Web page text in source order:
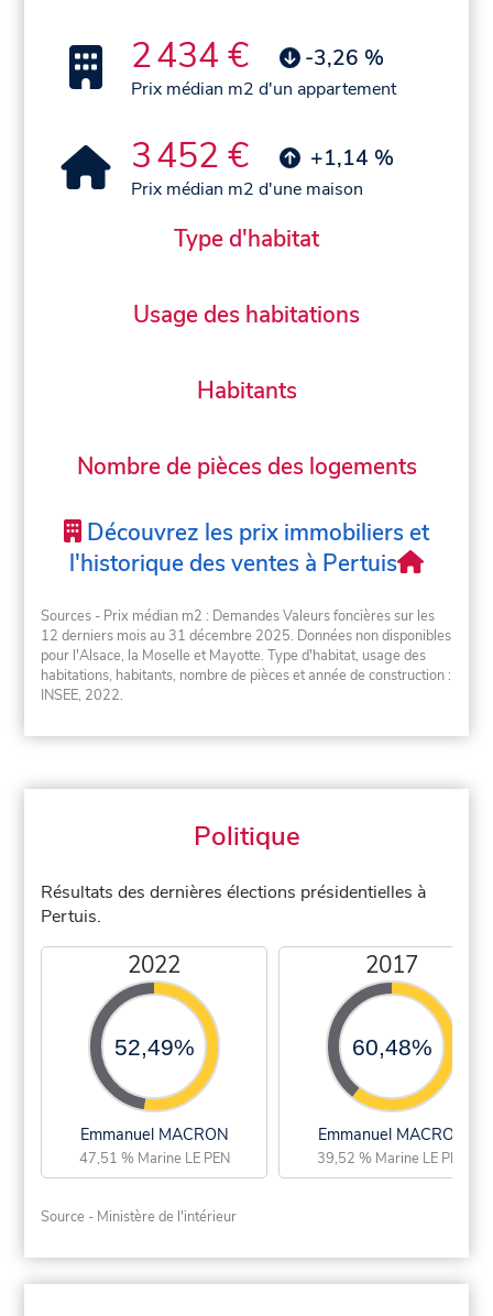
2 434 € -3,26 %
Prix médian m2 d'un appartement
3 452 € +1,14 %
Prix médian m2 d'une maison
Type d'habitat
Usage des habitations
Habitants
Nombre de pièces des logements
Découvrez les prix immobiliers et
l'historique des ventes à Pertuis
Sources - Prix médian m2 : Demandes Valeurs foncières sur les
12 derniers mois au 31 décembre 2025. Données non disponibles
pour l'Alsace, la Moselle et Mayotte. Type d'habitat, usage des
habitations, habitants, nombre de pièces et année de construction :
INSEE, 2022.
Politique
Résultats des dernières élections présidentielles à
Pertuis.
2022
52,49%
Emmanuel MACRON
47,51 % Marine LE PEN
2017
60,48%
Emmanuel MACRON
39,52 % Marine LE PEN
Source - Ministère de l'intérieur